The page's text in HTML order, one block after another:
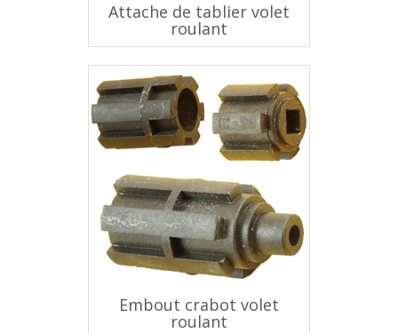
Attache de tablier volet
roulant
Embout crabot volet
roulant